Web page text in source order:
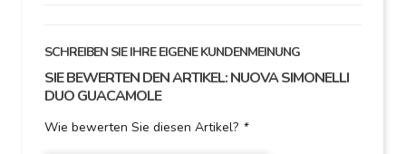
SCHREIBEN SIE IHRE EIGENE KUNDENMEINUNG
SIE BEWERTEN DEN ARTIKEL:NUOVA SIMONELLI
DUO GUACAMOLE
Wie bewerten Sie diesen Artikel? *